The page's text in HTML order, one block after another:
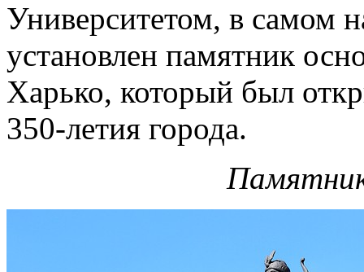
Университетом, в самом
установлен памятник
Харько, который был
350-летия города.